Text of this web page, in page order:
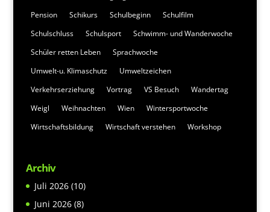
Pension
Schikurs Schulbeginn
Schulfilm
Schulschluss
Schulsport
Schwimm- und Wanderwoche
Schüler retten Leben
Sprachwoche
Umwelt-u. Klimaschutz
Umweltzeichen
Verkehrserziehung
Vortrag VS Besuch
Wandertag
Weigl
Weihnachten Wien
Wintersportwoche
Wirtschaftsbildung
Wirtschaft verstehen Workshop
Archiv
Juli 2026(10)
Juni 2026(8)